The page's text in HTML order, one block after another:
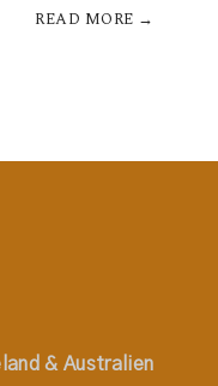
READ MORE →
& Australien